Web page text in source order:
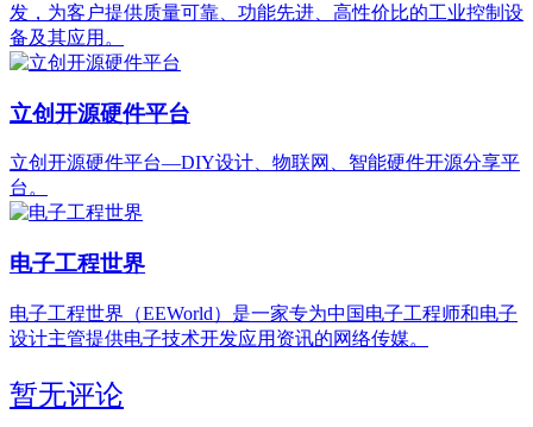
发，为客户提供质量可靠、功能先进、高性价比的工业控制设
备及其应用。
立创开源硬件平台
立创开源硬件平台—DIY设计、物联网、智能硬件开源分享平
台。
电子工程世界
电子工程世界（EEWorld）是一家专为中国电子工程师和电子
设计主管提供电子技术开发应用资讯的网络传媒。
暂无评论